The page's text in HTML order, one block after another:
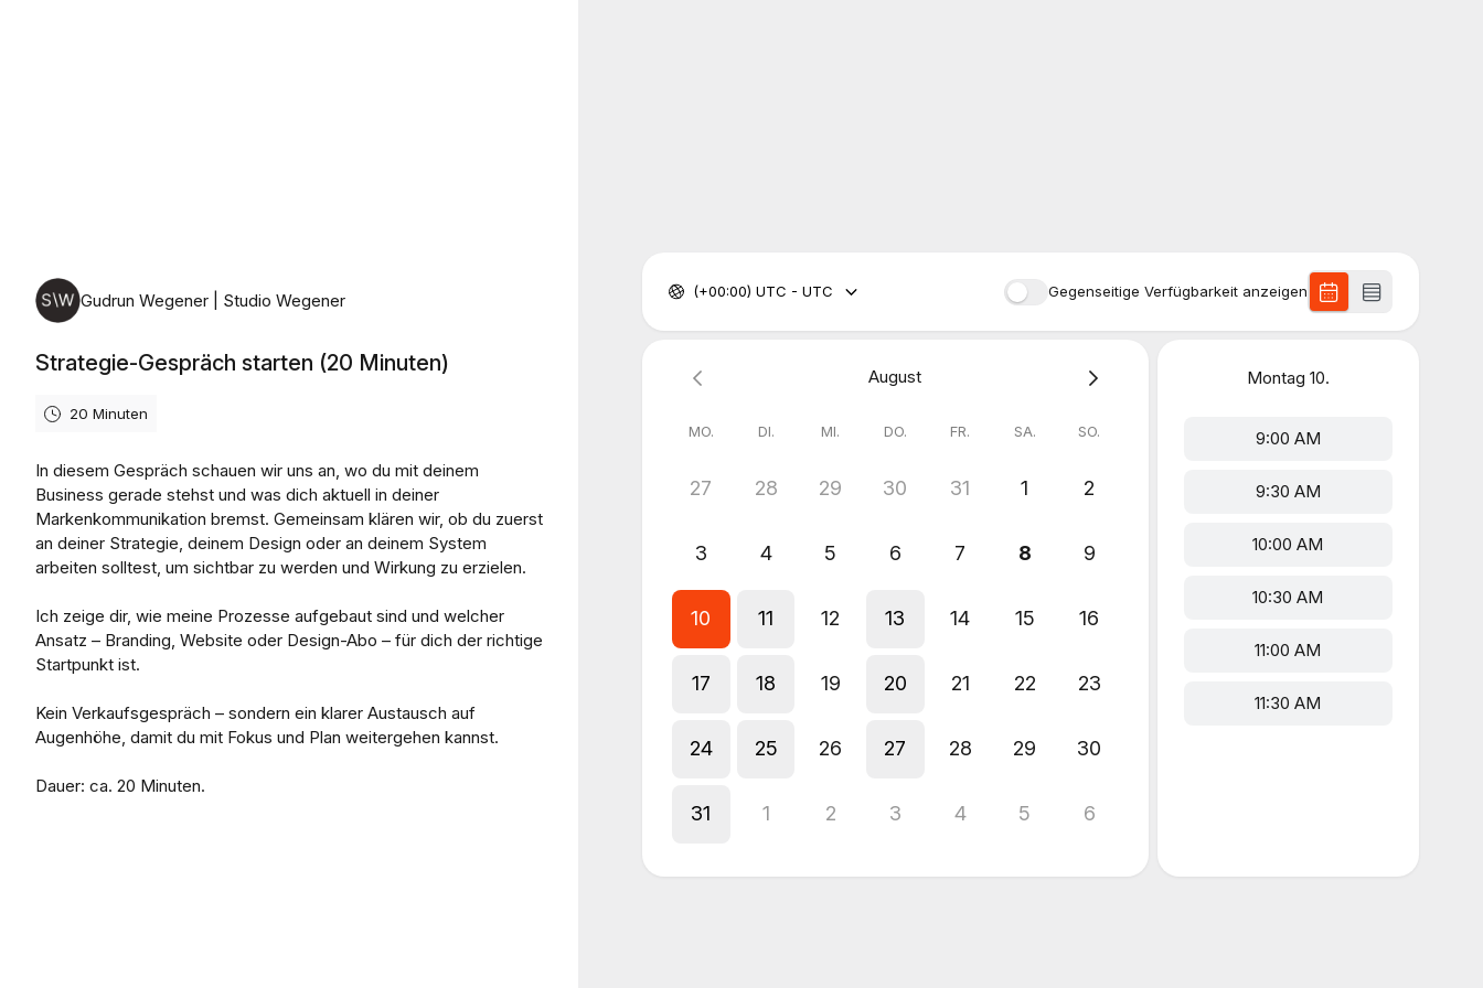
Gudrun Wegener | Studio Wegener
Strategie-Gespräch starten (20 Minuten)
20 Minuten
In diesem Gespräch schauen wir uns an, wo du mit deinem
Business gerade stehst und was dich aktuell in deiner
Markenkommunikation bremst. Gemeinsam klären wir, ob du zuerst
an deiner Strategie, deinem Design oder an deinem System
arbeiten solltest, um sichtbar zu werden und Wirkung zu erzielen.
Ich zeige dir, wie meine Prozesse aufgebaut sind und welcher
Ansatz – Branding, Website oder Design-Abo – für dich der richtige
Startpunkt ist.
Kein Verkaufsgespräch – sondern ein klarer Austausch auf
Augenhöhe, damit du mit Fokus und Plan weitergehen kannst.
Dauer: ca. 20 Minuten.
Gegenseitige Verfügbarkeit anzeigen
(+00:00) UTC - UTC
August
MO. DI. MI. DO. FR. SA. SO.
27 28 29 30 31 1 2
3 4 5 6 7 8 9
10 11 12 13 14 15 16
17 18 19 20 21 22 23
24 25 26 27 28 29 30
31 1 2 3 4 5 6
Montag 10.
9:00 AM
9:30 AM
10:00 AM
10:30 AM
11:00 AM
11:30 AM